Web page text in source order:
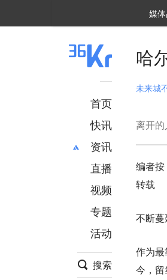
媒
首页
快讯
资讯
推荐
财经
项目推荐
安徽
直播
视频
专题
活动
搜索
哈
未来城
离开的
编者按
转载
不断蔓
作为
今，